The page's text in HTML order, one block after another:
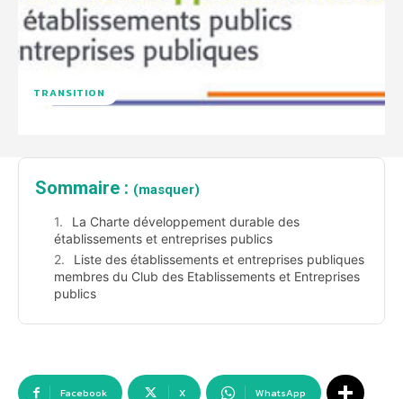
TRANSITION
Sommaire : (masquer)
La Charte développement durable des
établissements et entreprises publics
Liste des établissements et entreprises publiques
membres du Club des Etablissements et Entreprises
publics
Facebook X WhatsApp